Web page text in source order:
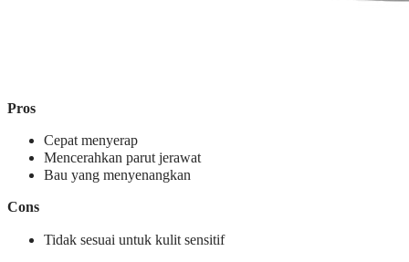
Pros
Cepat menyerap
Mencerahkan parut jerawat
Bau yang menyenangkan
Cons
Tidak sesuai untuk kulit sensitif